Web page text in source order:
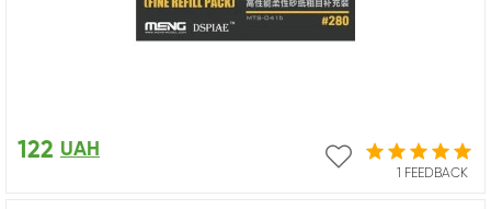
1 FEEDBACK
122 UAH